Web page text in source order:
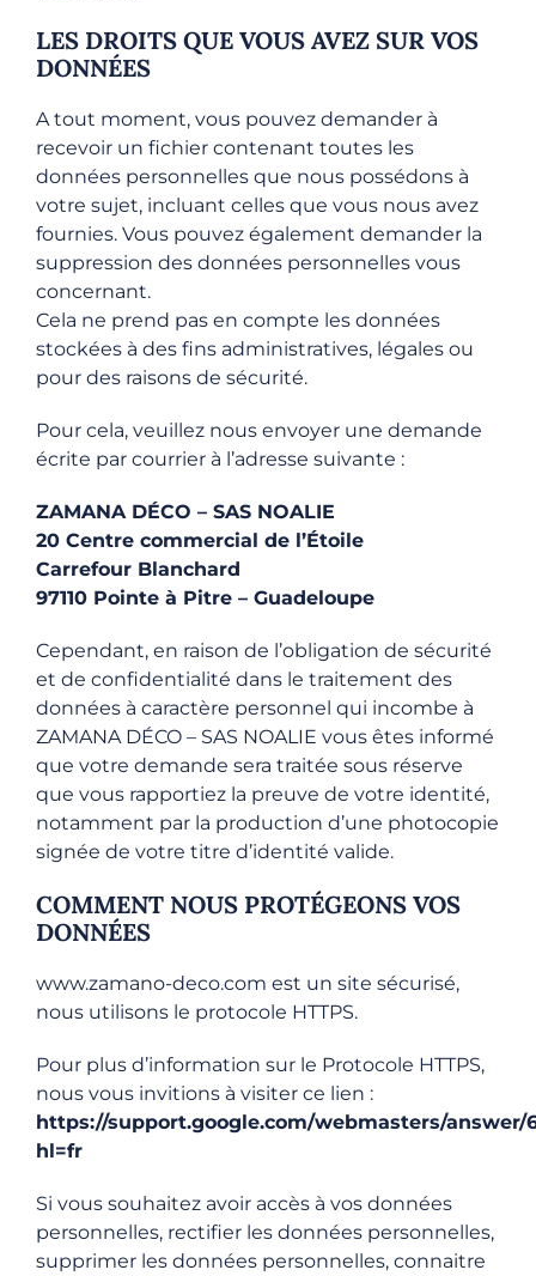
LES DROITS QUE VOUS AVEZ SUR VOS
DONNÉES
A tout moment, vous pouvez demander à
recevoir un fichier contenant toutes les
données personnelles que nous possédons à
votre sujet, incluant celles que vous nous avez
fournies. Vous pouvez également demander la
suppression des données personnelles vous
concernant.
Cela ne prend pas en compte les données
stockées à des fins administratives, légales ou
pour des raisons de sécurité.
Pour cela, veuillez nous envoyer une demande
écrite par courrier à l’adresse suivante :
ZAMANA DÉCO – SAS NOALIE
20 Centre commercial de l’Étoile
Carrefour Blanchard
97110 Pointe à Pitre – Guadeloupe
Cependant, en raison de l’obligation de sécurité
et de confidentialité dans le traitement des
données à caractère personnel qui incombe à
ZAMANA DÉCO – SAS NOALIE vous êtes informé
que votre demande sera traitée sous réserve
que vous rapportiez la preuve de votre identité,
notamment par la production d’une photocopie
signée de votre titre d’identité valide.
COMMENT NOUS PROTÉGEONS VOS
DONNÉES
www.zamano-deco.com est un site sécurisé,
nous utilisons le protocole HTTPS.
Pour plus d’information sur le Protocole HTTPS,
nous vous invitions à visiter ce lien :
https://support.google.com/webmasters/answer/
hl=fr
Si vous souhaitez avoir accès à vos données
personnelles, rectifier les données personnelles,
supprimer les données personnelles, connaitre